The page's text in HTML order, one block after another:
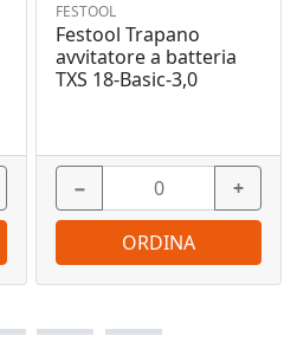
FESTOOL
Festool Trapano
avvitatore a batteria
TXS 18-Basic-3,0
− +
ORDINA